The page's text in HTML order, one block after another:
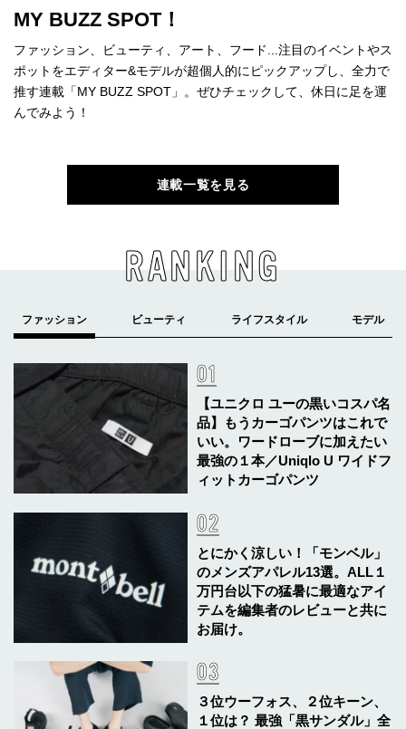
MY BUZZ SPOT！
ファッション、ビューティ、アート、フード...注目のイベントやス
ポットをエディター&モデルが超個人的にピックアップし、全力で
推す連載「MY BUZZ SPOT」。ぜひチェックして、休日に足を運
んでみよう！
連載一覧を見る
RANKING
【ユニクロ ユーの黒いコスパ名
品】もうカーゴパンツはこれで
いい。ワードローブに加えたい
最強の１本／Uniqlo U ワイドフ
ィットカーゴパンツ
とにかく涼しい！「モンベル」
のメンズアパレル13選。ALL１
万円台以下の猛暑に最適なアイ
テムを編集者のレビューと共に
お届け。
３位ウーフォス、２位キーン、
１位は？ 最強「黒サンダル」全